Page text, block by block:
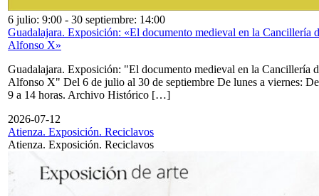
6 julio: 9:00 - 30 septiembre: 14:00
Guadalajara. Exposición: «El documento medieval en la Cancillería
Alfonso X»
Guadalajara. Exposición: "El documento medieval en la Cancillería
Alfonso X" Del 6 de julio al 30 de septiembre De lunes a viernes: De
9 a 14 horas. Archivo Histórico […]
2026-07-12
Atienza. Exposición. Reciclavos
Atienza. Exposición. Reciclavos